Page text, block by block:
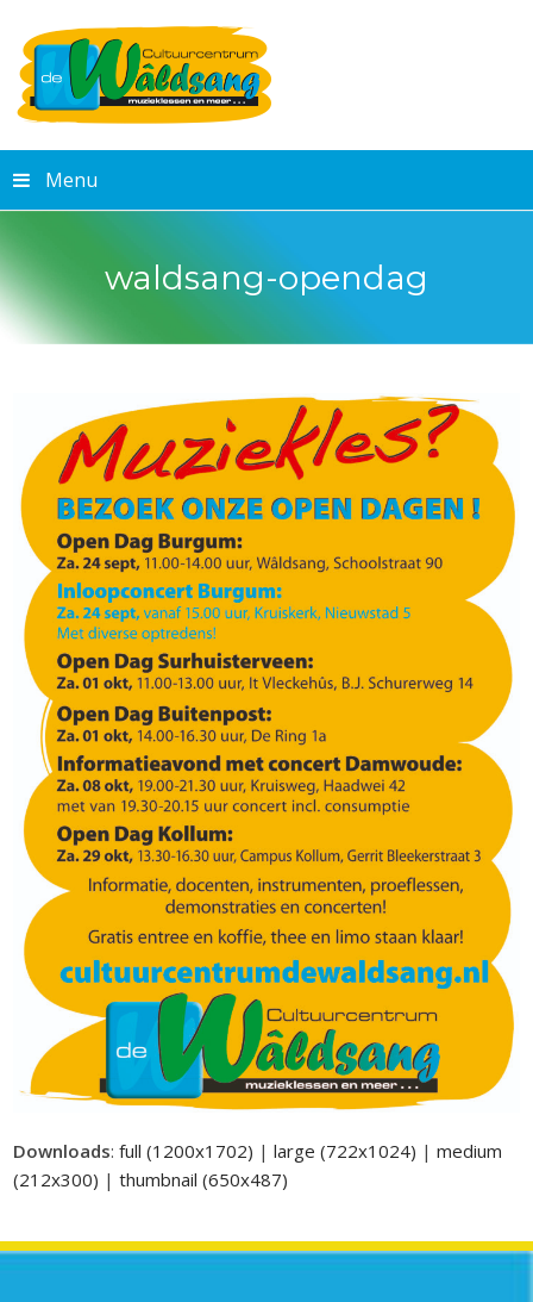
Menu
waldsang-opendag
Downloads:full (1200x1702) |large (722x1024) |medium
(212x300) |thumbnail (650x487)